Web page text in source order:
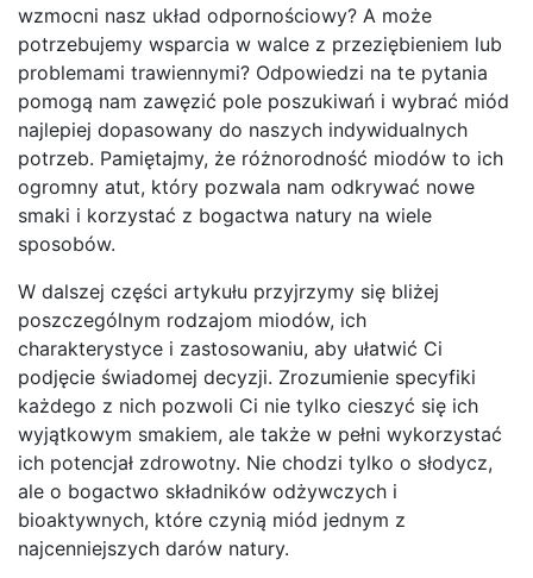
wzmocni nasz układ odpornościowy? A może
potrzebujemy wsparcia w walce z przeziębieniem lub
problemami trawiennymi? Odpowiedzi na te pytania
pomogą nam zawęzić pole poszukiwań i wybrać miód
najlepiej dopasowany do naszych indywidualnych
potrzeb. Pamiętajmy, że różnorodność miodów to ich
ogromny atut, który pozwala nam odkrywać nowe
smaki i korzystać z bogactwa natury na wiele
sposobów.
W dalszej części artykułu przyjrzymy się bliżej
poszczególnym rodzajom miodów, ich
charakterystyce i zastosowaniu, aby ułatwić Ci
podjęcie świadomej decyzji. Zrozumienie specyfiki
każdego z nich pozwoli Ci nie tylko cieszyć się ich
wyjątkowym smakiem, ale także w pełni wykorzystać
ich potencjał zdrowotny. Nie chodzi tylko o słodycz,
ale o bogactwo składników odżywczych i
bioaktywnych, które czynią miód jednym z
najcenniejszych darów natury.